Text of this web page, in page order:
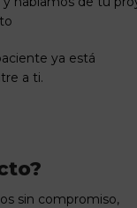
ya está
a ti.
sin compromiso,